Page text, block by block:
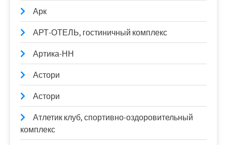
Арк
АРТ-ОТЕЛЬ, гостиничный комплекс
Артика-НН
Астори
Астори
Атлетик клуб, спортивно-оздоровительный
комплекс